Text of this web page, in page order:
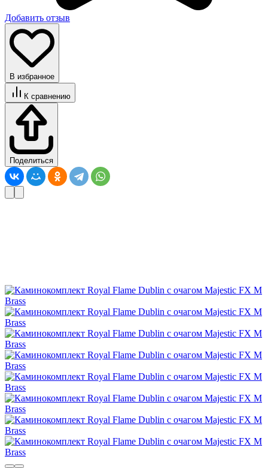
Добавить отзыв
В избранное
К сравнению
Поделиться